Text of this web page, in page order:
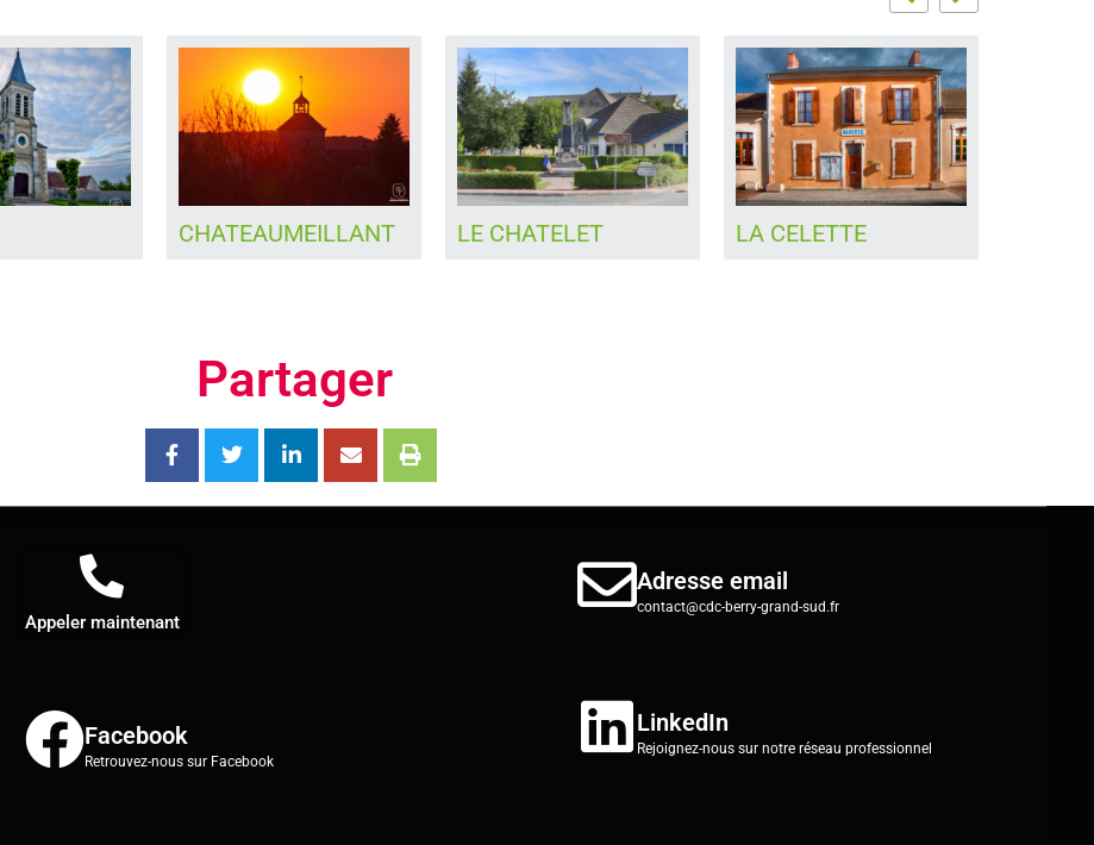
LE CHATELET LA CELETTE CULAN
Partager
Appeler maintenant
Facebook
Retrouvez-nous sur Facebook
Adresse email
contact@cdc-berry-grand-sud.fr
LinkedIn
Rejoignez-nous sur notre réseau professionnel